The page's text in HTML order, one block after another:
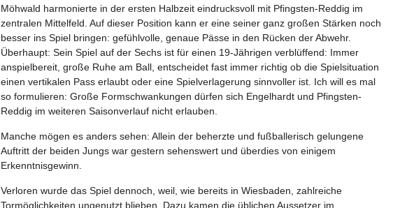
Möhwald harmonierte in der ersten Halbzeit eindrucksvoll mit Pfingsten-Reddig im
zentralen Mittelfeld. Auf dieser Position kann er eine seiner ganz großen Stärken noch
besser ins Spiel bringen: gefühlvolle, genaue Pässe in den Rücken der Abwehr.
Überhaupt: Sein Spiel auf der Sechs ist für einen 19-Jährigen verblüffend: Immer
anspielbereit, große Ruhe am Ball, entscheidet fast immer richtig ob die Spielsituation
einen vertikalen Pass erlaubt oder eine Spielverlagerung sinnvoller ist. Ich will es mal
so formulieren: Große Formschwankungen dürfen sich Engelhardt und Pfingsten-
Reddig im weiteren Saisonverlauf nicht erlauben.
Manche mögen es anders sehen: Allein der beherzte und fußballerisch gelungene
Auftritt der beiden Jungs war gestern sehenswert und überdies von einigem
Erkenntnisgewinn.
Verloren wurde das Spiel dennoch, weil, wie bereits in Wiesbaden, zahlreiche
Tormöglichkeiten ungenutzt blieben. Dazu kamen die üblichen Aussetzer im